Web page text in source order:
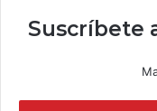
Suscríbete